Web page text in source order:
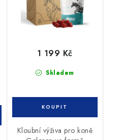
Skladem
1 199 Kč
Kloubní výživa pro koně